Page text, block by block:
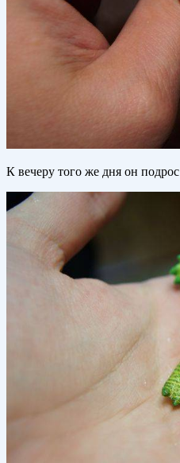
К вечеру того же дня он подрос